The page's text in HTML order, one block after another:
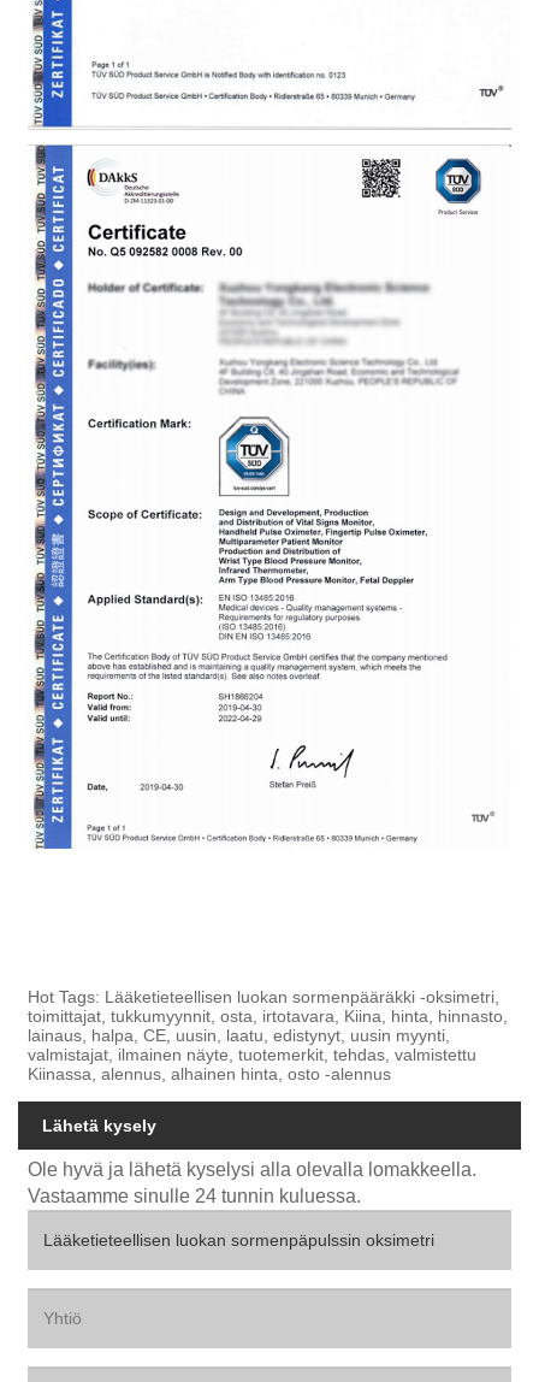
Hot Tags: Lääketieteellisen luokan sormenpääräkki -oksimetri,
toimittajat, tukkumyynnit, osta, irtotavara, Kiina, hinta, hinnasto,
lainaus, halpa, CE, uusin, laatu, edistynyt, uusin myynti,
valmistajat, ilmainen näyte, tuotemerkit, tehdas, valmistettu
Kiinassa, alennus, alhainen hinta, osto -alennus
Lähetä kysely
Ole hyvä ja lähetä kyselysi alla olevalla lomakkeella.
Vastaamme sinulle 24 tunnin kuluessa.